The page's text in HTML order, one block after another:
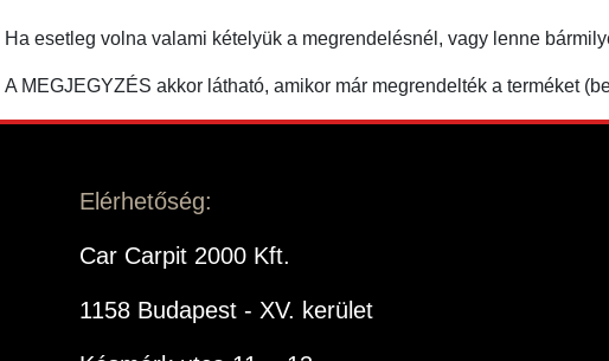
Ha esetleg volna valami kételyük a megrendelésnél, vagy lenne
A MEGJEGYZÉS akkor látható, amikor már megrendelték a terméket
Elérhetőség:
Car Carpit 2000 Kft.
1158 Budapest - XV. kerület